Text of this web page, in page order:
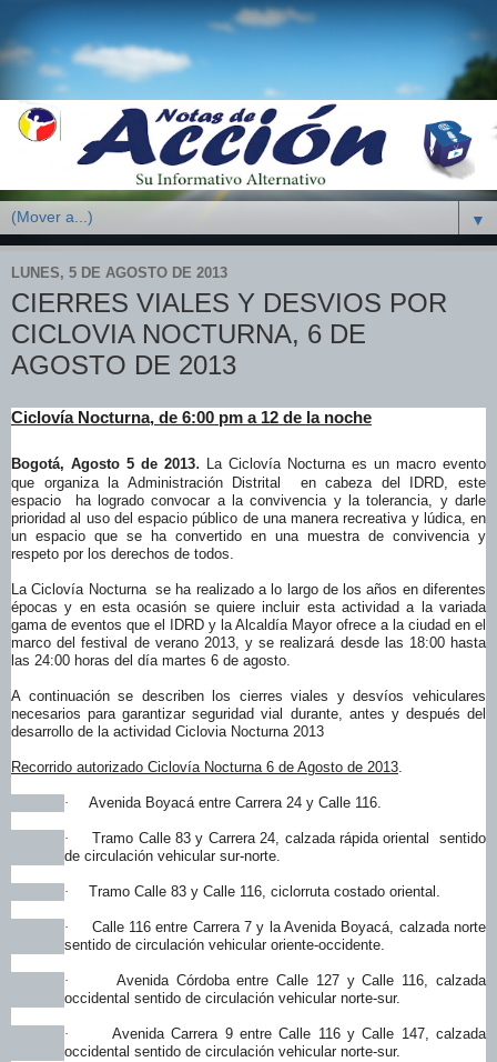
▼
LUNES, 5 DE AGOSTO DE 2013
CIERRES VIALES Y DESVIOS POR
CICLOVIA NOCTURNA, 6 DE
AGOSTO DE 2013
Ciclovía Nocturna, de 6:00 pm a 12 de la noche
Bogotá, Agosto 5 de 2013. La Ciclovía Nocturna es un macro evento
que organiza la Administración Distrital en cabeza del IDRD, este
espacio ha logrado convocar a la convivencia y la tolerancia, y darle
prioridad al uso del espacio público de una manera recreativa y lúdica, en
un espacio que se ha convertido en una muestra de convivencia y
respeto por los derechos de todos.
La Ciclovía Nocturna se ha realizado a lo largo de los años en diferentes
épocas y en esta ocasión se quiere incluir esta actividad a la variada
gama de eventos que el IDRD y la Alcaldía Mayor ofrece a la ciudad en el
marco del festival de verano 2013, y se realizará desde las 18:00 hasta
las 24:00 horas del día martes 6 de agosto.
A continuación se describen los cierres viales y desvíos vehiculares
necesarios para garantizar seguridad vial durante, antes y después del
desarrollo de la actividad Ciclovia Nocturna 2013
Recorrido autorizado Ciclovía Nocturna 6 de Agosto de 2013.
· Avenida Boyacá entre Carrera 24 y Calle 116.
·
Tramo Calle 83 y Carrera 24, calzada rápida oriental sentido
de circulación vehicular sur-norte.
· Tramo Calle 83 y Calle 116, ciclorruta costado oriental.
·
Calle 116 entre Carrera 7 y la Avenida Boyacá, calzada norte
sentido de circulación vehicular oriente-occidente.
·
Avenida Córdoba entre Calle 127 y Calle 116, calzada
occidental sentido de circulación vehicular norte-sur.
·
Avenida Carrera 9 entre Calle 116 y Calle 147, calzada
occidental sentido de circulación vehicular norte-sur.